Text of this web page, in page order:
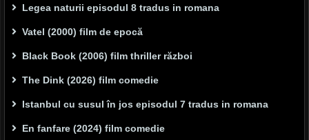
Legea naturii episodul 8 tradus in romana
Vatel (2000) film de epocă
Black Book (2006) film thriller război
The Dink (2026) film comedie
Istanbul cu susul în jos episodul 7 tradus in romana
En fanfare (2024) film comedie